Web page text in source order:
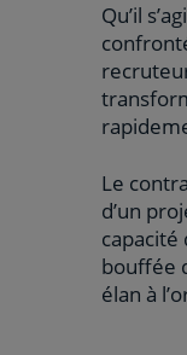
Qu’il
Le
d’un
capacité
bouffée
élan à